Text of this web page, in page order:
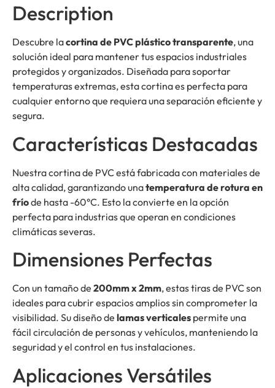
Description
Descubre lacortina de PVC plástico transparente, una
solución ideal para mantener tus espacios industriales
protegidos y organizados. Diseñada para soportar
temperaturas extremas, esta cortina es perfecta para
cualquier entorno que requiera una separación eficiente y
segura.
Características Destacadas
Nuestra cortina de PVC está fabricada con materiales de
alta calidad, garantizando unatemperatura de rotura en
fríode hasta -60°C. Esto la convierte en la opción
perfecta para industrias que operan en condiciones
climáticas severas.
Dimensiones Perfectas
Con un tamaño de 200mm x 2mm, estas tiras de PVC son
ideales para cubrir espacios amplios sin comprometer la
visibilidad. Su diseño de lamas verticales permite una
fácil circulación de personas y vehículos, manteniendo la
seguridad y el control en tus instalaciones.
Aplicaciones Versátiles